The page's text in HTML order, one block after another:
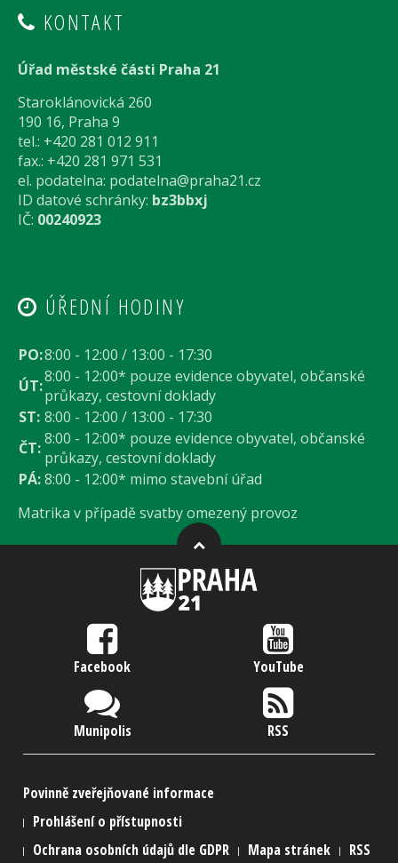
KONTAKT
Úřad městské části Praha 21
Staroklánovická 260
190 16, Praha 9
tel.: +420 281 012 911
fax.: +420 281 971 531
el. podatelna: podatelna@praha21.cz
ID datové schránky: bz3bbxj
IČ: 00240923
ÚŘEDNÍ HODINY
PO:8:00 - 12:00 / 13:00 - 17:30
ÚT:8:00 - 12:00* pouze evidence obyvatel, občanské
průkazy, cestovní doklady
ST: 8:00 - 12:00 / 13:00 - 17:30
ČT:8:00 - 12:00* pouze evidence obyvatel, občanské
průkazy, cestovní doklady
PÁ:8:00 - 12:00* mimo stavební úřad
Matrika v případě svatby omezený provoz
Facebook YouTube
Munipolis RSS
Povinně zveřejňované informace
Prohlášení o přístupnosti
Ochrana osobních údajů dle GDPR
Mapa stránek RSS